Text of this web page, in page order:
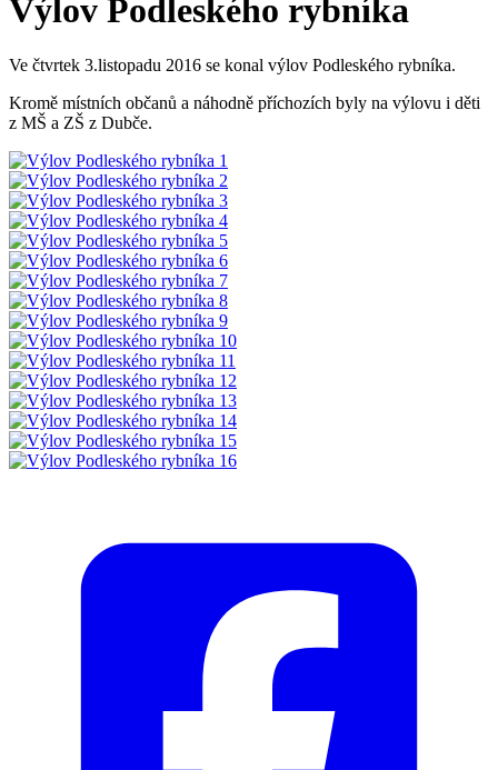
Výlov Podleského rybníka
Ve čtvrtek 3.listopadu 2016 se konal výlov Podleského rybníka.
Kromě místních občanů a náhodně příchozích byly na výlovu i děti
z MŠ a ZŠ z Dubče.